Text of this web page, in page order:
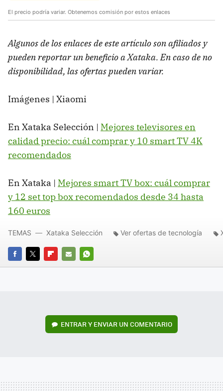
El precio podría variar. Obtenemos comisión por estos enlaces
Algunos de los enlaces de este artículo son afiliados y
pueden reportar un beneficio a Xataka. En caso de no
disponibilidad, las ofertas pueden variar.
Imágenes | Xiaomi
En Xataka Selección | Mejores televisores en
calidad precio: cuál comprar y 10 smart TV 4K
recomendados
En Xataka | Mejores smart TV box: cuál comprar
y 12 set top box recomendados desde 34 hasta
160 euros
FACEBOOK
TWITTERFLIPBOARD
E-
WHATSAPP
TEMAS Xataka Selección Ver ofertas de tecnología
ENTRAR Y ENVIAR UN COMENTARIO